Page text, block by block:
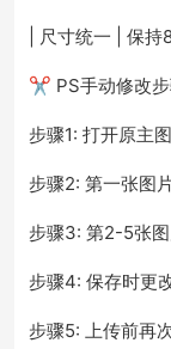
| 尺寸统一 | 保
✂️ PS手动修改
步骤1: 打开原主
步骤2: 第一张图
步骤3: 第2-5张
步骤4: 保存时更
步骤5: 上传前再